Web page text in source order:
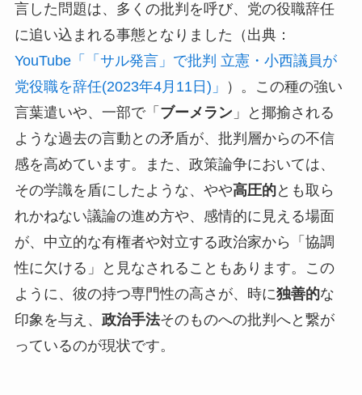
言した問題は、多くの批判を呼び、党の役職辞任
に追い込まれる事態となりました（出典：
YouTube「「サル発言」で批判 立憲・小西議員が
党役職を辞任(2023年4月11日)」
）。この種の強い
言葉遣いや、一部で「 ブーメラン」と揶揄される
ような過去の言動との矛盾が、批判層からの不信
感を高めています。また、政策論争においては、
その学識を盾にしたような、やや高圧的とも取ら
れかねない議論の進め方や、感情的に見える場面
が、中立的な有権者や対立する政治家から「協調
性に欠ける」と見なされることもあります。この
ように、彼の持つ専門性の高さが、時に独善的な
印象を与え、 政治手法そのものへの批判へと繋が
っているのが現状です。